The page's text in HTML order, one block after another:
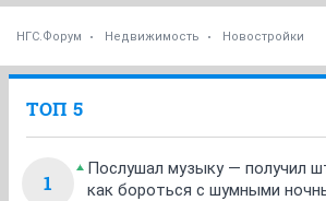
НГС.Форум Недвижимость Новостройки
ТОП 5
1
Послушал музыку — получил
как бороться с шумными